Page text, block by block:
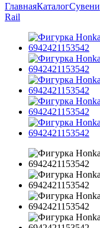
ГлавнаяКаталог
Rail